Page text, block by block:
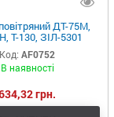
ДТ-75М,
Т-130, ЗІЛ-5301
FILTER)
Код: AF0752
В наявності
грн.